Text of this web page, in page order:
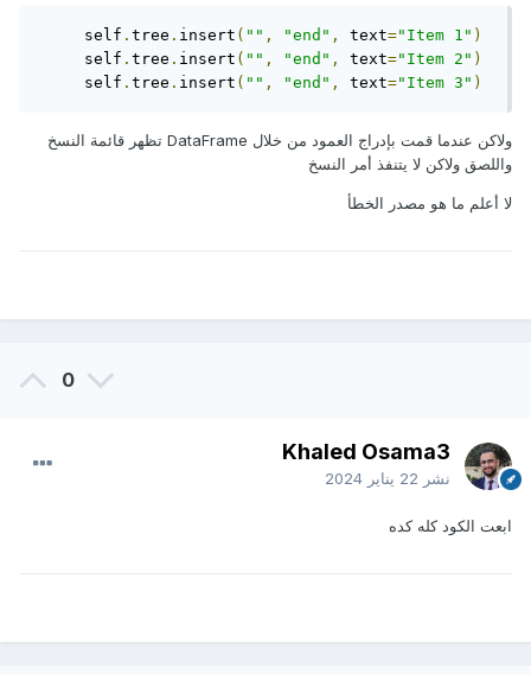
     self
.tree .insert ("" "end" text="Item 1"
     self
.tree .insert ("" "end" text="Item 2"
     self
.tree .insert ("" "end" text="Item 3"
ولاكن عندما قمت بإدراج العمود من خلال DataFrame تظهر قائمة النسخ
واللصق ولاكن لا يتنفذ أمر النسخ
لا أعلم ما هو مصدر الخطأ
0
Khaled Osama3
نشر 22 يناير 2024
ابعت الكود كله كده